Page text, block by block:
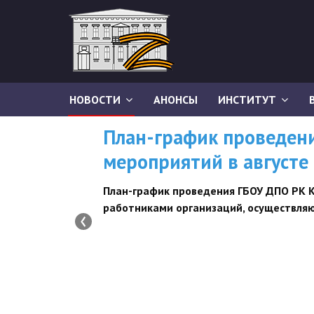
НОВОСТИ АНОНСЫ ИНСТИТУТ
План-график
мероприятий в
План-график проведения ГБОУ ДПО РК
работниками организаций,
‹